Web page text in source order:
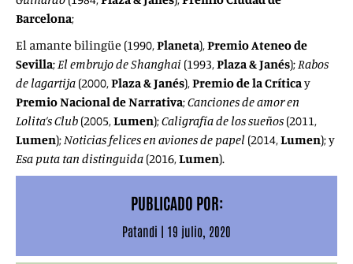
Barcelona;
El amante bilingüe (1990,Planeta),Premio Ateneo de
Sevilla;El embrujo de Shanghai (1993,Plaza & Janés);Rabos
de lagartija (2000,Plaza & Janés),Premio de la Críticay
Premio Nacional de Narrativa;Canciones de amor en
Lolita’s Club (2005,Lumen);Caligrafía de los sueños (2011,
Lumen);Noticias felices en aviones de papel (2014,Lumen); y
Esa puta tan distinguida (2016,Lumen).
PUBLICADO POR:
Patandi | 19 julio, 2020